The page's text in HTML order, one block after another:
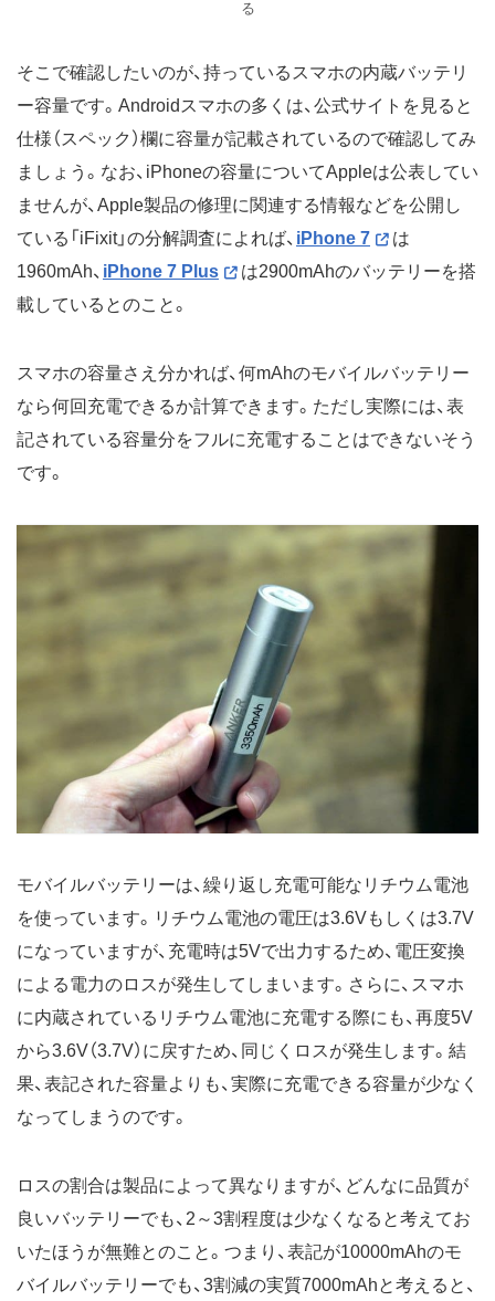
る
そこで確認したいのが、持っているスマホの内蔵バッテリ
ー容量です。Androidスマホの多くは、公式サイトを見ると
仕様（スペック）欄に容量が記載されているので確認してみ
ましょう。なお、iPhoneの容量についてAppleは公表してい
ませんが、Apple製品の修理に関連する情報などを公開し
ている「iFixit」の分解調査によれば、 iPhone 7
は
1960mAh、 iPhone 7 Plus
は2900mAhのバッテリーを搭
載しているとのこと。
スマホの容量さえ分かれば、何mAhのモバイルバッテリー
なら何回充電できるか計算できます。ただし実際には、表
記されている容量分をフルに充電することはできないそう
です。
モバイルバッテリーは、繰り返し充電可能なリチウム電池
を使っています。リチウム電池の電圧は3.6Vもしくは3.7V
になっていますが、充電時は5Vで出力するため、電圧変換
による電力のロスが発生してしまいます。さらに、スマホ
に内蔵されているリチウム電池に充電する際にも、再度5V
から3.6V（3.7V）に戻すため、同じくロスが発生します。結
果、表記された容量よりも、実際に充電できる容量が少なく
なってしまうのです。
ロスの割合は製品によって異なりますが、どんなに品質が
良いバッテリーでも、2～3割程度は少なくなると考えてお
いたほうが無難とのこと。つまり、表記が10000mAhのモ
バイルバッテリーでも、3割減の実質7000mAhと考えると、